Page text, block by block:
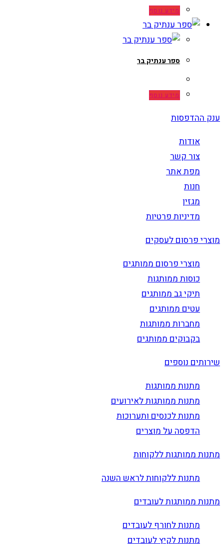
מידע נוסף
ספר ענתיק בר
מידע נוסף
ענק ההדפסות
אודות
צור קשר
מפת אתר
חנות
מגזין
מדיניות פרטיות
מוצרי פרסום לעסקים
מוצרי פרסום ממותגים
כוסות ממותגות
תיקי גב ממותגים
עטים ממותגים
מחברות ממותגות
בקבוקים ממותגים
שירותים נוספים
מתנות ממותגות
מתנות ממותגות לאירועים
מתנות לכנסים ותערוכות
הדפסה על מוצרים
מתנות ממותגות ללקוחות
מתנות ללקוחות לראש השנה
מתנות ממותגות לעובדים
מתנות לחורף לעובדים
מתנות לקיץ לעובדים